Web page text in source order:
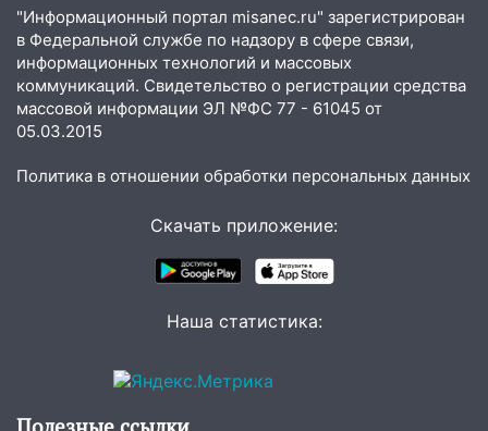
строящегося дома
13:54 В мэрии Ульяновска рассказали,
как устраняют последствия мощного
шторма
Ульяновск: дерево рухнуло на дом на
На Нижней Террасе мощным
ветром вырвало дерево с корнем
СТО на проспекте Созидателей
Непогода продолжает бить по
транспорту: в Ульяновске трамвай
сошёл с рельсов
"Информационный портал misanec.ru" зарегистрирован
в Федеральной службе по надзору в сфере связи,
информационных технологий и массовых
коммуникаций. Свидетельство о регистрации средства
массовой информации ЭЛ №ФС 77 - 61045 от
05.03.2015
Политика в отношении обработки персональных данных
Скачать приложение:
Наша статистика: